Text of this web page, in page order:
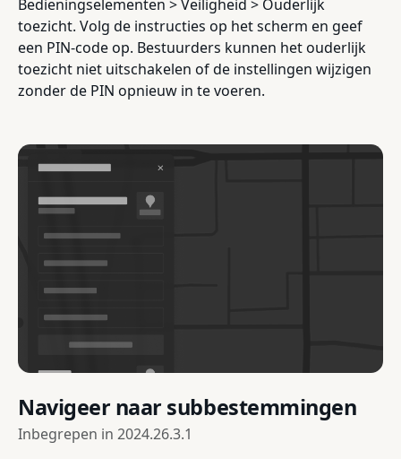
Bedieningselementen > Veiligheid > Ouderlijk
toezicht. Volg de instructies op het scherm en geef
een PIN-code op. Bestuurders kunnen het ouderlijk
toezicht niet uitschakelen of de instellingen wijzigen
zonder de PIN opnieuw in te voeren.
Navigeer naar subbestemmingen
Inbegrepen in 2024.26.3.1